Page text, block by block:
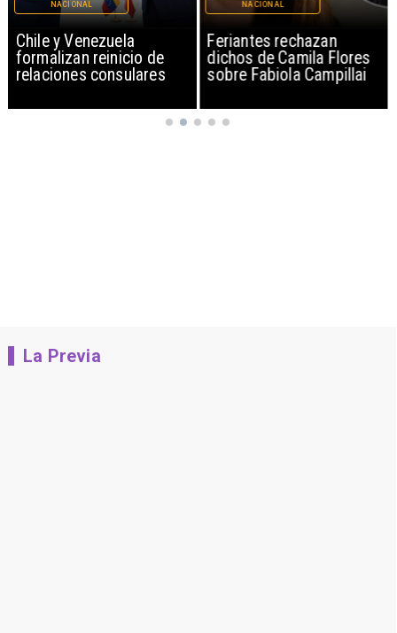
Chile y Venezuela
formalizan reinicio de
relaciones consulares
NACIONAL
Feriantes rechazan
dichos de Camila Flores
sobre Fabiola Campillai
NACIONAL
La Previa